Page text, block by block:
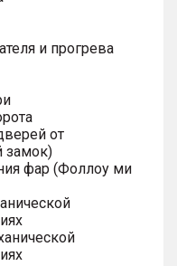
и прогрева
от
замок)
фар (Фоллоу ми